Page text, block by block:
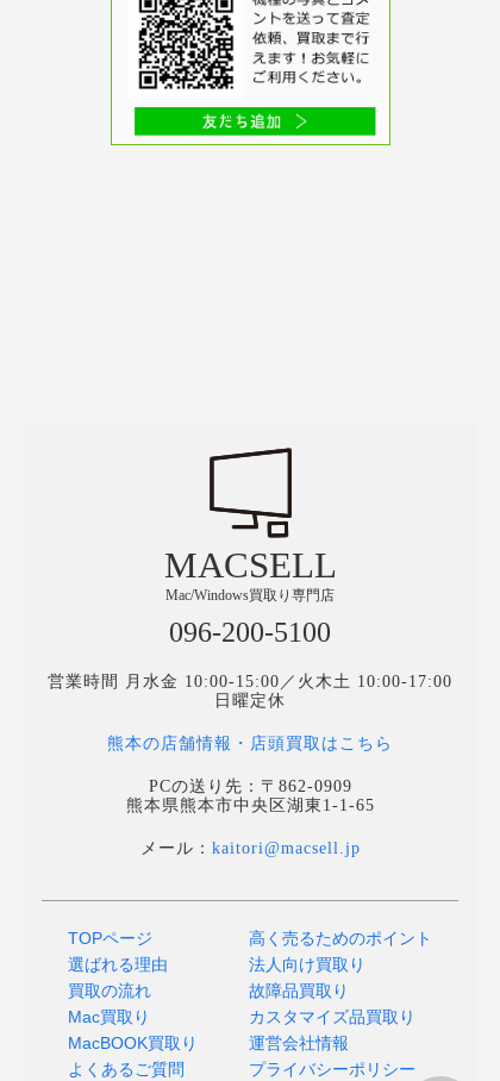
MACSELL
Mac/Windows買取り専門店
096-200-5100
営業時間 月水金 10:00-15:00／火木土 10:00-17:00
日曜定休
熊本の店舗情報・店頭買取はこちら
PCの送り先：〒862-0909
熊本県熊本市中央区湖東1-1-65
メール： kaitori@macsell.jp
TOPページ
選ばれる理由
買取の流れ
Mac買取り
MacBOOK買取り
よくあるご質問
高く売るためのポイント
法人向け買取り
故障品買取り
カスタマイズ品買取り
運営会社情報
プライバシーポリシー